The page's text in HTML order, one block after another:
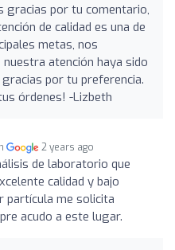
gracias por tu comentario,
de calidad es una de
metas, nos
nuestra atención haya sido
por tu preferencia.
órdenes! -Lizbeth
2 years ago
de laboratorio que
calidad y bajo
partícula me solicita
acudo a este lugar.